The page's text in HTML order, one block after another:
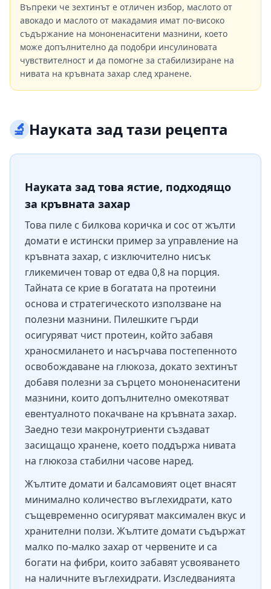
Въпреки че зехтинът е отличен избор, маслото от
авокадо и маслото от макадамия имат по-високо
съдържание на мононенаситени мазнини, което
може допълнително да подобри инсулиновата
чувствителност и да помогне за стабилизиране на
нивата на кръвната захар след хранене.
🔬Науката зад тази рецепта
Науката зад това ястие, подходящо
за кръвната захар
Това пиле с билкова коричка и сос от жълти
домати е истински пример за управление на
кръвната захар, с изключително нисък
гликемичен товар от едва 0,8 на порция.
Тайната се крие в богатата на протеини
основа и стратегическото използване на
полезни мазнини. Пилешките гърди
осигуряват чист протеин, който забавя
храносмилането и насърчава постепенното
освобождаване на глюкоза, докато зехтинът
добавя полезни за сърцето мононенаситени
мазнини, които допълнително омекотяват
евентуалното покачване на кръвната захар.
Заедно тези макронутриенти създават
засищащо хранене, което поддържа нивата
на глюкоза стабилни часове наред.
Жълтите домати и балсамовият оцет внасят
минимално количество въглехидрати, като
същевременно осигуряват максимален вкус и
хранителни ползи. Жълтите домати съдържат
малко по-малко захар от червените и са
богати на фибри, които забавят усвояването
на наличните въглехидрати. Изследванията